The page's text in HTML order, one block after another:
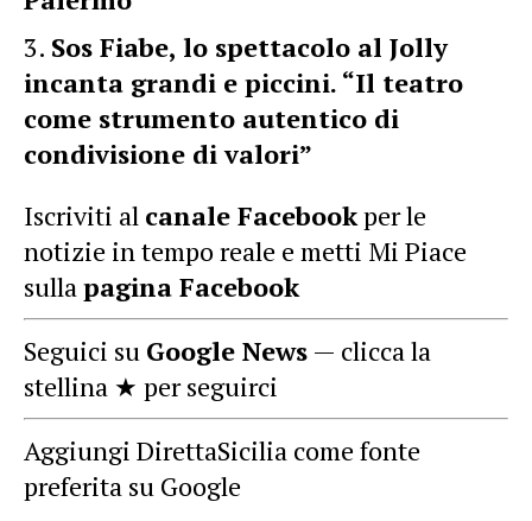
Sos Fiabe, lo spettacolo al Jolly
incanta grandi e piccini. “Il teatro
come strumento autentico di
condivisione di valori”
Iscriviti al canale Facebookper le
notizie in tempo reale e metti Mi Piace
sullapagina Facebook
Seguici su Google News — clicca la
stellina ★ per seguirci
Aggiungi DirettaSicilia come fonte
preferita su Google